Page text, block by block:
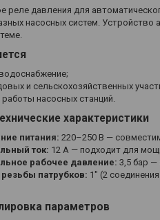
реле давления для
насосных систем.
и сельскохозяйственных
насосных станций.
характеристики
питания: 220–250 В —
ток: 12 А — подходит для
рабочее давление: 3,5 бар —
патрубков: 1" (2
параметров